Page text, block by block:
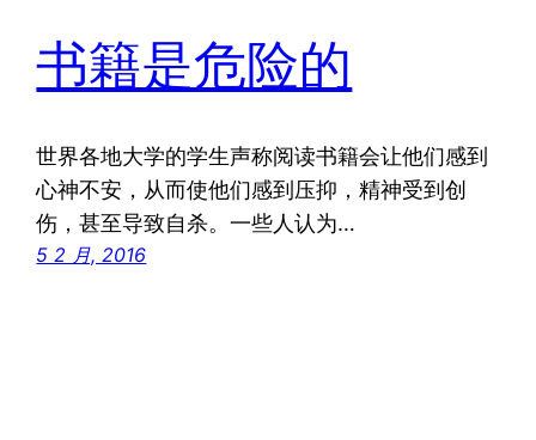
书籍是危险的
世界各地大学的学生声称阅读书籍会让他们感到
心神不安，从而使他们感到压抑，精神受到创
伤，甚至导致自杀。一些人认为…
5 2 月, 2016